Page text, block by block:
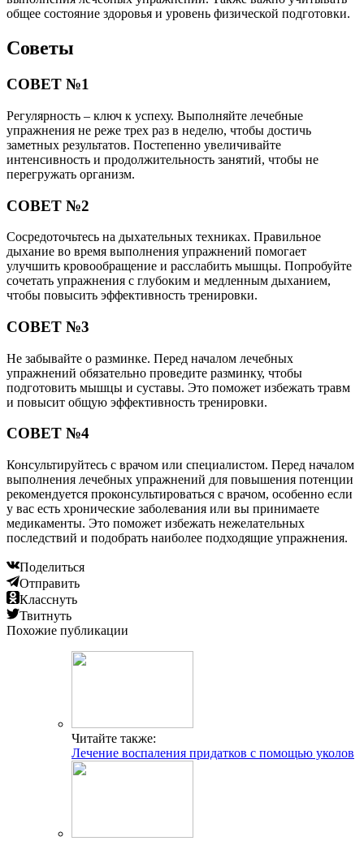
общее состояние здоровья и уровень физической подготовки.
Советы
СОВЕТ №1
Регулярность – ключ к успеху. Выполняйте лечебные
упражнения не реже трех раз в неделю, чтобы достичь
заметных результатов. Постепенно увеличивайте
интенсивность и продолжительность занятий, чтобы не
перегружать организм.
СОВЕТ №2
Сосредоточьтесь на дыхательных техниках. Правильное
дыхание во время выполнения упражнений помогает
улучшить кровообращение и расслабить мышцы. Попробуйте
сочетать упражнения с глубоким и медленным дыханием,
чтобы повысить эффективность тренировки.
СОВЕТ №3
Не забывайте о разминке. Перед началом лечебных
упражнений обязательно проведите разминку, чтобы
подготовить мышцы и суставы. Это поможет избежать травм
и повысит общую эффективность тренировки.
СОВЕТ №4
Консультируйтесь с врачом или специалистом. Перед началом
выполнения лечебных упражнений для повышения потенции
рекомендуется проконсультироваться с врачом, особенно если
у вас есть хронические заболевания или вы принимаете
медикаменты. Это поможет избежать нежелательных
последствий и подобрать наиболее подходящие упражнения.
Поделиться
Отправить
Класснуть
Твитнуть
Похожие публикации
Читайте также:
Лечение воспаления придатков с помощью уколов